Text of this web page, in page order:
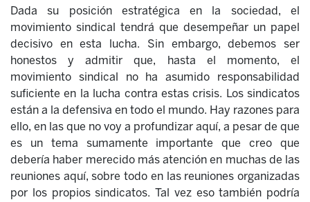
Dada su posición estratégica en la sociedad, el
movimiento sindical tendrá que desempeñar un papel
decisivo en esta lucha. Sin embargo, debemos ser
honestos y admitir que, hasta el momento, el
movimiento sindical no ha asumido responsabilidad
suficiente en la lucha contra estas crisis. Los sindicatos
están a la defensiva en todo el mundo. Hay razones para
ello, en las que no voy a profundizar aquí, a pesar de que
es un tema sumamente importante que creo que
debería haber merecido más atención en muchas de las
reuniones aquí, sobre todo en las reuniones organizadas
por los propios sindicatos. Tal vez eso también podría